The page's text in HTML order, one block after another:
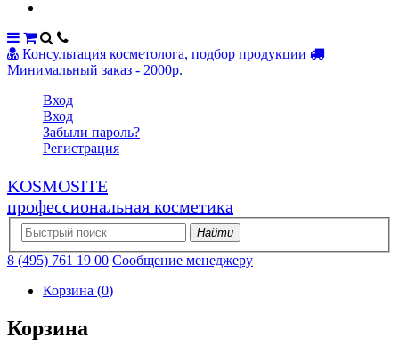
Консультация косметолога, подбор продукции
Минимальный заказ - 2000р.
Вход
Вход
Забыли пароль?
Регистрация
KOSMOSITE
профессиональная косметика
Найти
8 (495) 761 19 00 Сообщение менеджеру
Корзина (0)
Корзина